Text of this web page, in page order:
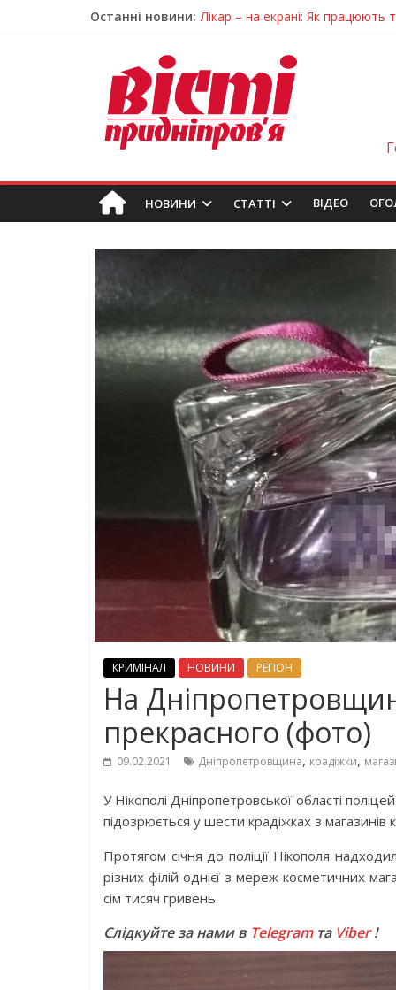
Останні новини: Лікар – на екрані: Як працюють
Пошуки тривають: на
Ветерани Дніпропетровщини
Говорити про воду без паніки:
НОВИНИ СТАТТІ ВIДЕО
КРИМІНАЛ НОВИНИ РЕГІОН
На
прекрасного (фото)
09.02.2021 Дніпропетровщина, крадіжки,
У Нікополі Дніпропетровської області
підозрюється у шести крадіжках з магазинів
Протягом січня до поліції Нікополя
різних філій однієї з мереж косметичних
сім тисяч гривень.
Слідкуйте за нами в Telegramта Viber!